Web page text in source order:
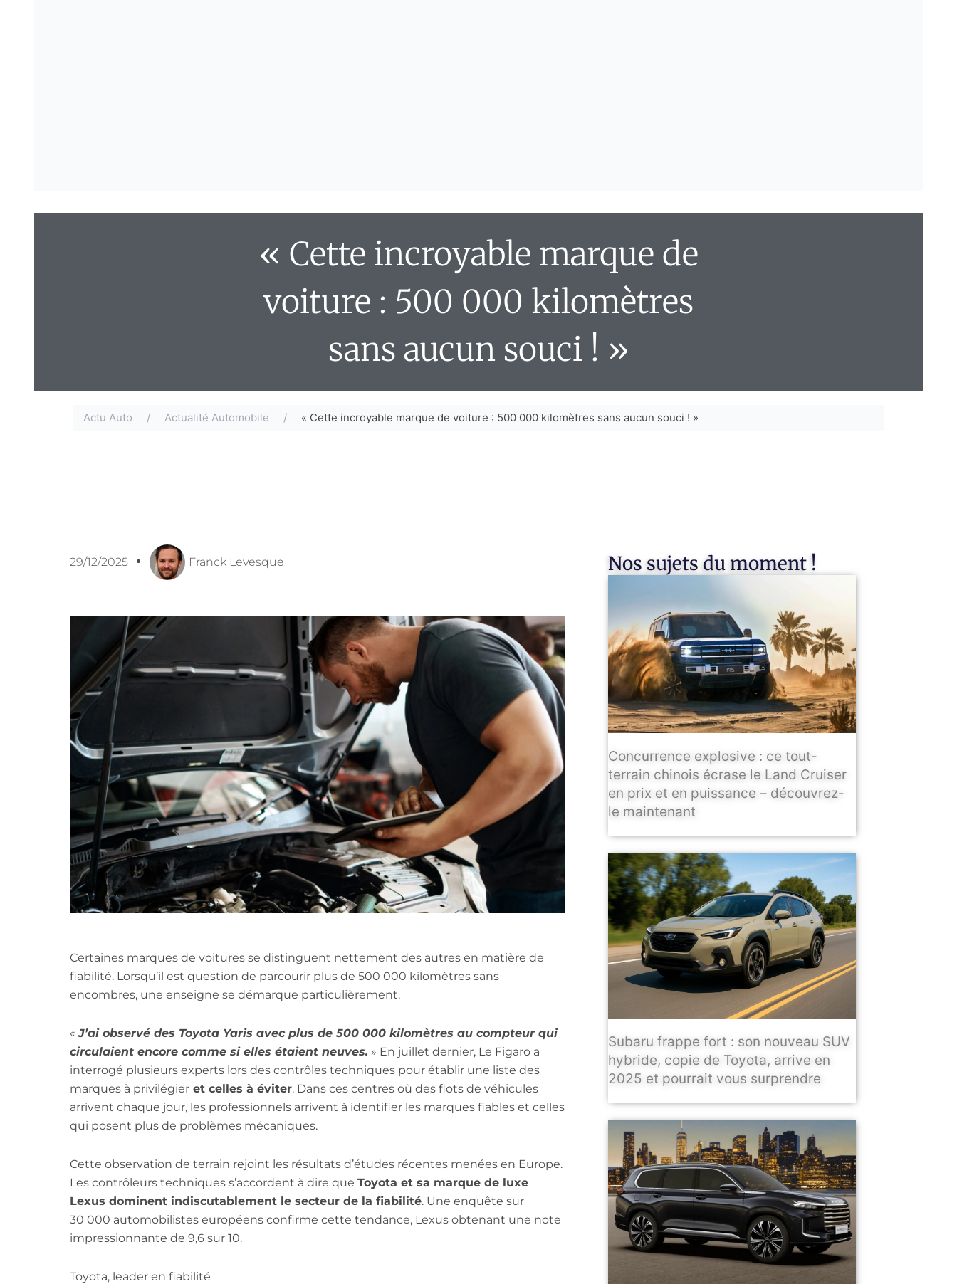
« Cette incroyable marque de
voiture : 500 000 kilomètres
sans aucun souci ! »
Actu Auto / Actualité Automobile / « Cette incroyable marque de voiture : 500 000 kilomètres sans aucun souci ! »
29/12/2025 Franck Levesque
Certaines marques de voitures se distinguent nettement des autres en matière de
fiabilité. Lorsqu’il est question de parcourir plus de 500 000 kilomètres sans
encombres, une enseigne se démarque particulièrement.
«J’ai observé des Toyota Yaris avec plus de 500 000 kilomètres au compteur qui
circulaient encore comme si elles étaient neuves. » En juillet dernier, Le Figaro a
interrogé plusieurs experts lors des contrôles techniques pour établir une liste des
marques à privilégieret celles à éviter. Dans ces centres où des flots de véhicules
arrivent chaque jour, les professionnels arrivent à identifier les marques fiables et celles
qui posent plus de problèmes mécaniques.
Cette observation de terrain rejoint les résultats d’études récentes menées en Europe.
Les contrôleurs techniques s’accordent à dire que Toyota et sa marque de luxe
Lexus dominent indiscutablement le secteur de la fiabilité. Une enquête sur
30 000 automobilistes européens confirme cette tendance, Lexus obtenant une note
impressionnante de 9,6 sur 10.
Toyota, leader en fiabilité
Nos sujets du moment !
Concurrence explosive : ce tout-
terrain chinois écrase le Land Cruiser
en prix et en puissance – découvrez-
le maintenant
Subaru frappe fort : son nouveau SUV
hybride, copie de Toyota, arrive en
2025 et pourrait vous surprendre